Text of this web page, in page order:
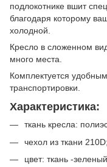
подлокотнике вшит
благодаря которому
холодной.
Кресло в сложенном
много места.
Комплектуется
транспортировки.
Характеристика:
ткань кресла:
чехол из ткани 210D;
цвет: ткань -